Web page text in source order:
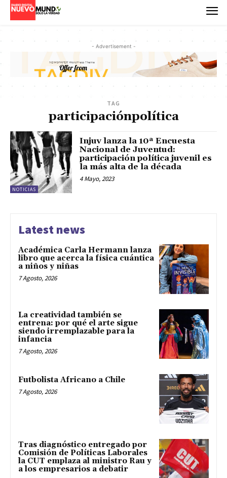
- Advertisement -
TAG
participaciónpolítica
NOTICIAS
Injuv lanza la 10ª Encuesta
Nacional de Juventud:
participación política juvenil es
la más alta de la década
4 Mayo, 2023
Latest news
Académica Carla Hermann lanza
libro que acerca la física cuántica
a niños y niñas
7 Agosto, 2026
La creatividad también se
entrena: por qué el arte sigue
siendo irremplazable para la
infancia
7 Agosto, 2026
Futbolista Africano a Chile
7 Agosto, 2026
Tras diagnóstico entregado por
Comisión de Políticas Laborales
la CUT emplaza al ministro Rau y
a los empresarios a debatir